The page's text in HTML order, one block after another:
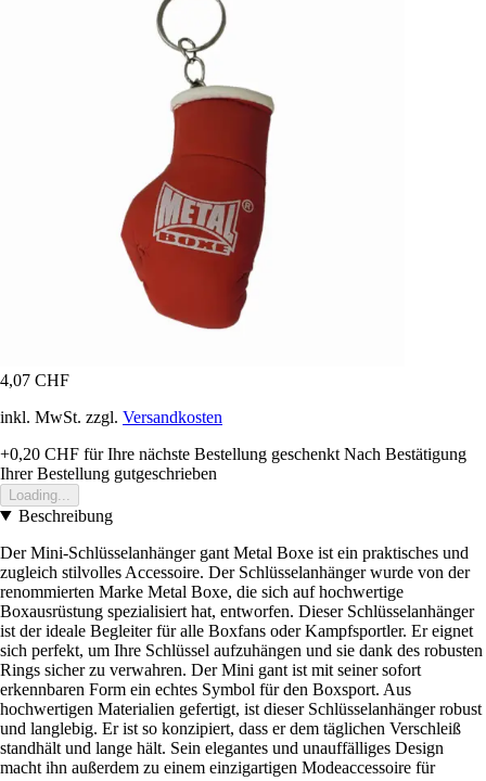
4,07 CHF
inkl. MwSt. zzgl. Versandkosten
+0,20 CHF für Ihre nächste Bestellung geschenkt Nach Bestätigung
Ihrer Bestellung gutgeschrieben
Loading...
Beschreibung
Der Mini-Schlüsselanhänger gant Metal Boxe ist ein praktisches und
zugleich stilvolles Accessoire. Der Schlüsselanhänger wurde von der
renommierten Marke Metal Boxe, die sich auf hochwertige
Boxausrüstung spezialisiert hat, entworfen. Dieser Schlüsselanhänger
ist der ideale Begleiter für alle Boxfans oder Kampfsportler. Er eignet
sich perfekt, um Ihre Schlüssel aufzuhängen und sie dank des robusten
Rings sicher zu verwahren. Der Mini gant ist mit seiner sofort
erkennbaren Form ein echtes Symbol für den Boxsport. Aus
hochwertigen Materialien gefertigt, ist dieser Schlüsselanhänger robust
und langlebig. Er ist so konzipiert, dass er dem täglichen Verschleiß
standhält und lange hält. Sein elegantes und unauffälliges Design
macht ihn außerdem zu einem einzigartigen Modeaccessoire für